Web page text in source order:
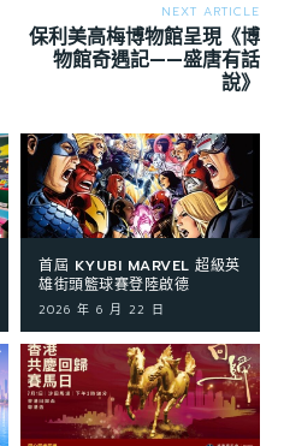
NEXT ARTICLE
保利美高梅博物館呈現《博
物館奇遇記——盛唐有話
說》
首屆 KYUBI MARVEL 超級英
雄街頭籃球賽登陸啟德
2026 年 6 月 22 日